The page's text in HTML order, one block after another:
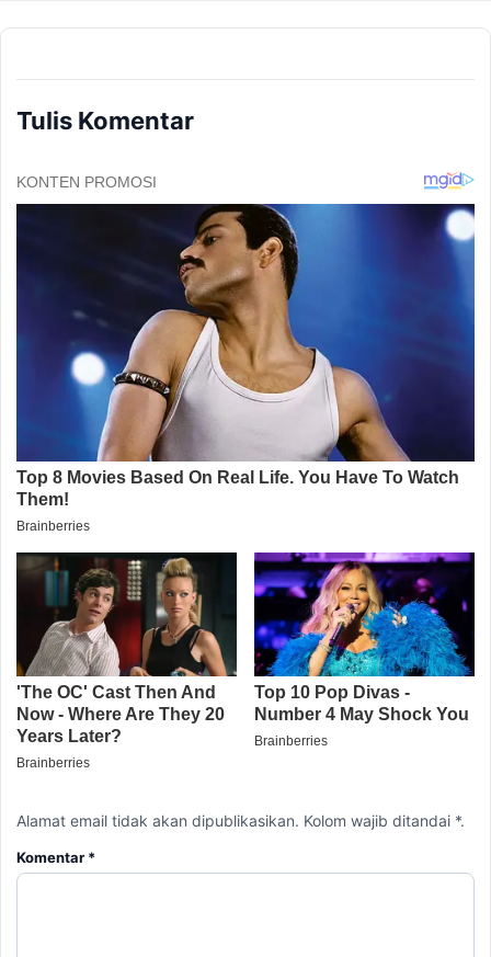
Tulis Komentar
Alamat email tidak akan dipublikasikan. Kolom wajib ditandai *.
Komentar *